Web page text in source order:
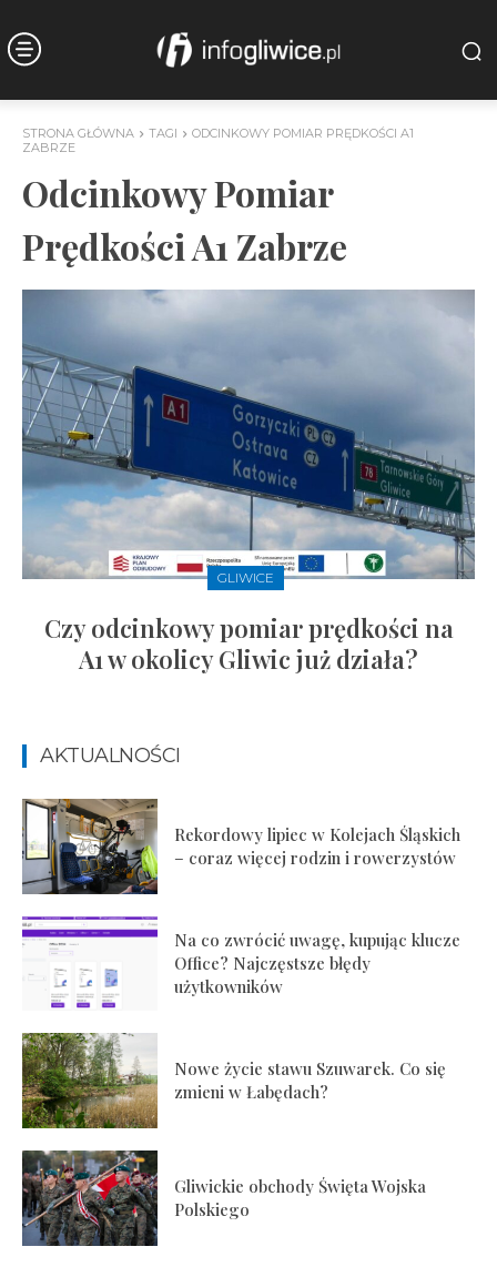
STRONA GŁÓWNA TAGI
ODCINKOWY POMIAR PRĘDKOŚCI A1
ZABRZE
Odcinkowy Pomiar
Prędkości A1 Zabrze
GLIWICE
Czy odcinkowy pomiar prędkości na
A1 w okolicy Gliwic już działa?
AKTUALNOŚCI
Rekordowy lipiec w Kolejach Śląskich
– coraz więcej rodzin i rowerzystów
Na co zwrócić uwagę, kupując klucze
Office? Najczęstsze błędy
użytkowników
Nowe życie stawu Szuwarek. Co się
zmieni w Łabędach?
Gliwickie obchody Święta Wojska
Polskiego